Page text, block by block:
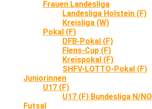
Frauen Landesliga
Landesliga Holstein (F)
Kreisliga (W)
Pokal (F)
DFB-Pokal (F)
Flens-Cup (F)
Kreispokal (F)
SHFV-LOTTO-Pokal (F)
Juniorinnen
U17 (F)
U17 (F) Bundesliga N/NO
Futsal